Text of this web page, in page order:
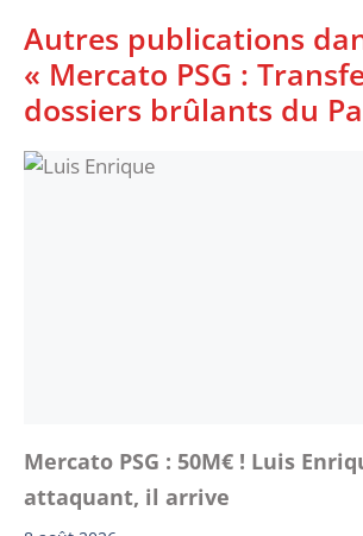
Autres publications
« Mercato PSG :
dossiers brûlants du
Mercato PSG : 50M€ ! Luis
attaquant, il arrive